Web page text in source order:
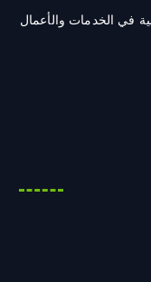
في الخدمات والأعمال